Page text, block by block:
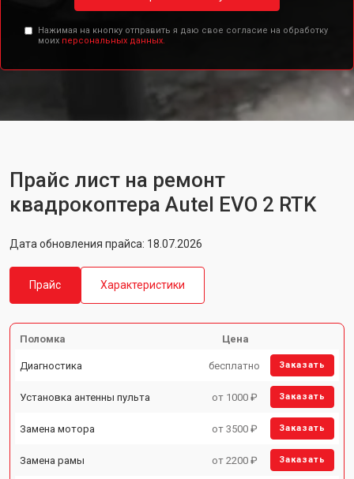
Нажимая на кнопку отправить я даю свое согласие на обработку
моих персональных данных.
Прайс лист на ремонт
квадрокоптера Autel EVO 2 RTK
Дата обновления прайса: 18.07.2026
Прайс Характеристики
Поломка Цена
Диагностика бесплатно Заказать
Установка антенны пульта от 1000 ₽ Заказать
Замена мотора от 3500 ₽ Заказать
Замена рамы от 2200 ₽ Заказать